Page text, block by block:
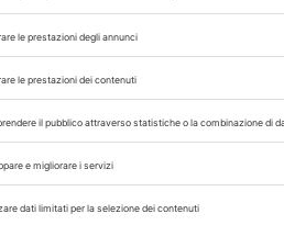
tre
06/08/2026
Obesità nel